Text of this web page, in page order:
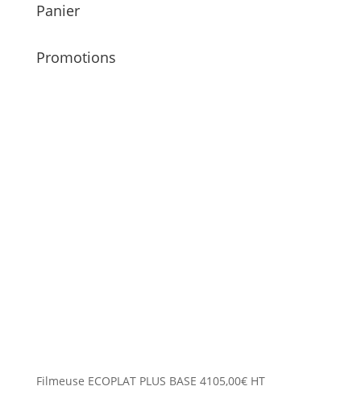
Panier
Promotions
Filmeuse ECOPLAT PLUS BASE 4105,00€ HT